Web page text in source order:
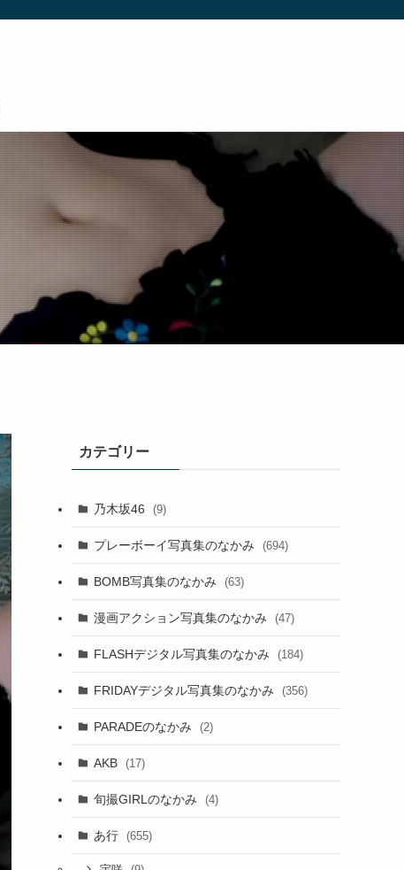
カテゴリー
乃木坂46 (9)
プレーボーイ写真集のなかみ (694)
BOMB写真集のなかみ (63)
漫画アクション写真集のなかみ (47)
FLASHデジタル写真集のなかみ (184)
FRIDAYデジタル写真集のなかみ (356)
PARADEのなかみ (2)
AKB (17)
旬撮GIRLのなかみ (4)
あ行 (655)